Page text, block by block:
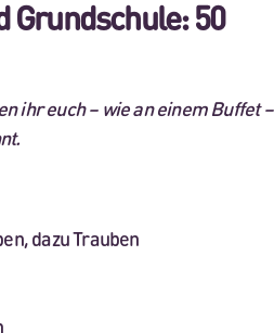
Grundschule: 50
ihr euch – wie an einem Buffet –
dazu Trauben